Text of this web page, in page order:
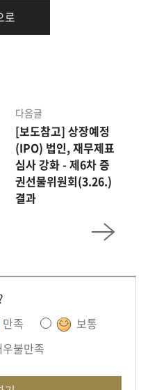
로
다음글
[보도참고] 상장예정
(IPO) 법인, 재무제표
심사 강화 - 제6차 증
권선물위원회(3.26.)
결과
만족
보통
우불만족